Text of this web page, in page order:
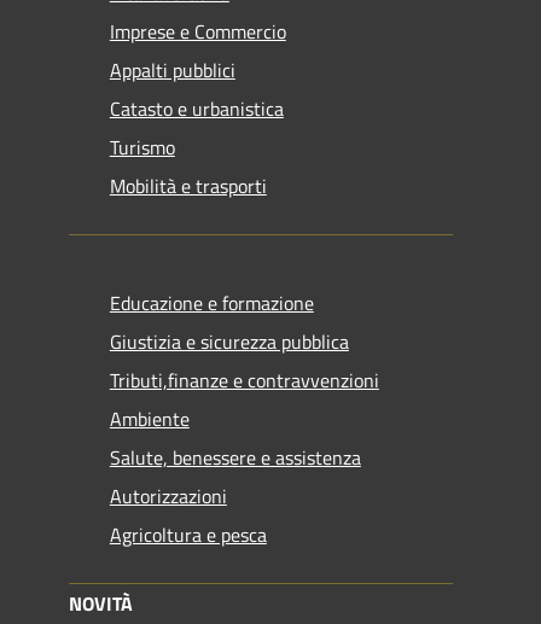
Imprese e Commercio
Appalti pubblici
Catasto e urbanistica
Turismo
Mobilità e trasporti
Educazione e formazione
Giustizia e sicurezza pubblica
Tributi,finanze e contravvenzioni
Ambiente
Salute, benessere e assistenza
Autorizzazioni
Agricoltura e pesca
NOVITÀ